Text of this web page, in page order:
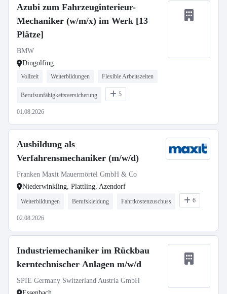
Azubi zum Fahrzeuginterieur-
Mechaniker (w/m/x) im Werk [13
Plätze]
BMW
Dingolfing
Vollzeit Weiterbildungen Flexible Arbeitszeiten
Berufsunfähigkeitsversicherung 5
01.08.2026
Ausbildung als
Verfahrensmechaniker (m/w/d)
Franken Maxit Mauermörtel GmbH & Co
Niederwinkling, Plattling, Azendorf
Weiterbildungen Berufskleidung Fahrtkostenzuschuss 6
02.08.2026
Industriemechaniker im Rückbau
kerntechnischer Anlagen m/w/d
SPIE Germany Switzerland Austria GmbH